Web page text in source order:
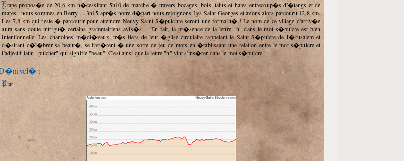
Etape propos�e de 20,6 km n�cessitant 5h10 de marche � travers bocages, bois, talus et haies entrecoup�s d'�tangs et de
mares : nous sommes en Berry ... 3h15 apr�s notre d�part nous rejoignons Lys Saint Georges et avons alors parcouru 12,8 km.
Les 7,8 km qui reste � parcourir pour atteindre Neuvy-Saint S�pulchre seront une formalit� ! Le nom de ce village d'arriv�e
aura sans doute intrigu� certains grammairiens avis�s ... En fait, la pr�sence de la lettre "h" dans le mot s�pulcre est bien
intentionnelle. Les chanoines m�di�vaux, tr�s fiers de leur �glise circulaire rappelant le Saint S�pulcre de J�rusalem et
d�sirant c�l�brer sa beaut�, se livr�rent � une sorte de jeu de mots en �tablissant une relation entre le mot s�pulcre et
l'adjectif latin "pulcher" qui signifie "beau". C'est ainsi que la lettre "h" vint s'ins�rer dans le mot s�pulcre.
:
Plat